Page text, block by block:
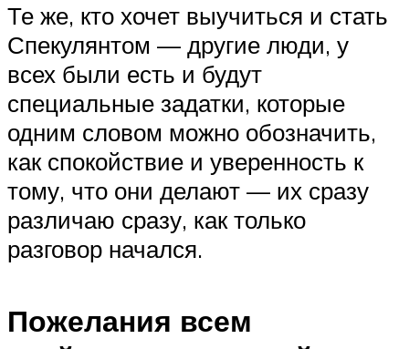
Те же, кто хочет выучиться и стать
Спекулянтом — другие люди, у
всех были есть и будут
специальные задатки, которые
одним словом можно обозначить,
как спокойствие и уверенность к
тому, что они делают — их сразу
различаю сразу, как только
разговор начался.
Пожелания всем